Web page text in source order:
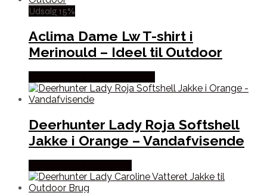
Udsalg 15%
Aclima Dame Lw T-shirt i
Merinould – Ideel til Outdoor
Deerhunter Lady Roja Softshell
Jakke i Orange – Vandafvisende